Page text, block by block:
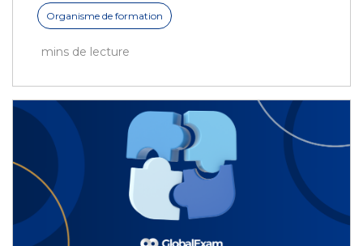
Organisme de formation
mins de lecture